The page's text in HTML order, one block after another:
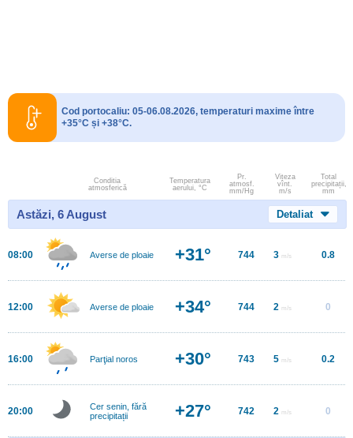
Cod portocaliu: 05-06.08.2026, temperaturi maxime între
+35°C și +38°C.
Conditia
atmosferică
Temperatura
aerului, °C
Pr.
atmosf.
mm/Hg
Viteza
vînt.
m/s
Total
precipitații,
mm
Astăzi, 6 August Detaliat
08:00 Averse de ploaie +31° 744 3 m/s 0.8
12:00 Averse de ploaie +34° 744 2 m/s 0
16:00 Parţial noros +30° 743 5 m/s 0.2
20:00
Cer senin, fără
precipitații
+27° 742 2 m/s 0